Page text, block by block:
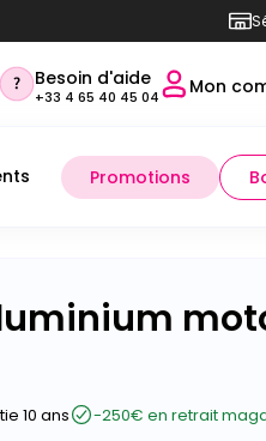
Besoin d'aide
+33 4 65 40 45 04 Mon
Promotions
10 ans -250€ en retrait